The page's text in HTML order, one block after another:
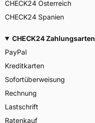
CHECK24 Österreich
CHECK24 Spanien
CHECK24 Zahlungsarten
PayPal
Kreditkarten
Sofortüberweisung
Rechnung
Lastschrift
Ratenkauf